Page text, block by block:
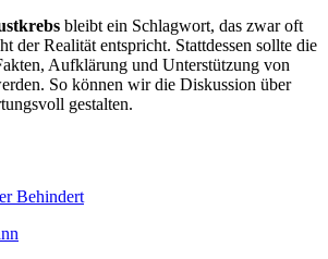
bleibt ein Schlagwort, das zwar oft
der Realität entspricht. Stattdessen sollte die
Aufklärung und Unterstützung von
So können wir die Diskussion über
gestalten.
Behindert